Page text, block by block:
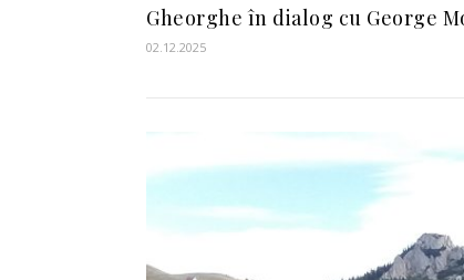
Gheorghe în dialog cu George
02.12.2025